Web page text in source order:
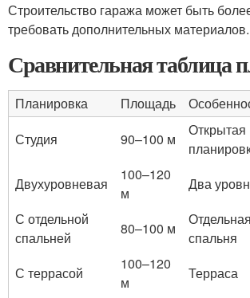
Строительство гаража может быть
требовать дополнительных материалов.
Сравнительная таблица
Планировка Площадь
Студия
90–100 м
Открытая
Двухуровневая
100–120
м
Два
С отдельной
спальней
80–100 м
Отдельная
спальня
С террасой
100–120
м
Терраса